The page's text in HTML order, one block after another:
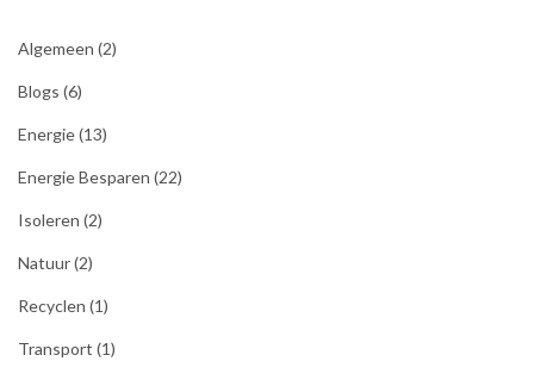
Algemeen (2)
Blogs (6)
Energie(13)
Energie Besparen (22)
Isoleren (2)
Natuur(2)
Recyclen (1)
Transport (1)